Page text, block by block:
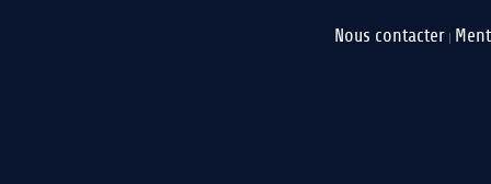
Nous contacter |